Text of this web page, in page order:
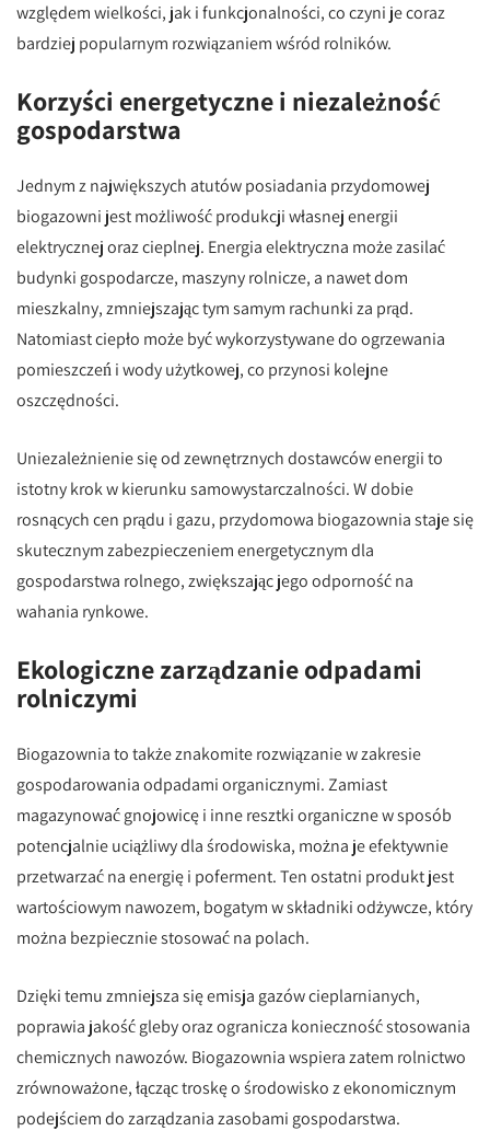
względem wielkości, jak i funkcjonalności, co czyni je coraz
bardziej popularnym rozwiązaniem wśród rolników.
Korzyści energetyczne i niezależność
gospodarstwa
Jednym z największych atutów posiadania przydomowej
biogazowni jest możliwość produkcji własnej energii
elektrycznej oraz cieplnej. Energia elektryczna może zasilać
budynki gospodarcze, maszyny rolnicze, a nawet dom
mieszkalny, zmniejszając tym samym rachunki za prąd.
Natomiast ciepło może być wykorzystywane do ogrzewania
pomieszczeń i wody użytkowej, co przynosi kolejne
oszczędności.
Uniezależnienie się od zewnętrznych dostawców energii to
istotny krok w kierunku samowystarczalności. W dobie
rosnących cen prądu i gazu, przydomowa biogazownia staje się
skutecznym zabezpieczeniem energetycznym dla
gospodarstwa rolnego, zwiększając jego odporność na
wahania rynkowe.
Ekologiczne zarządzanie odpadami
rolniczymi
Biogazownia to także znakomite rozwiązanie w zakresie
gospodarowania odpadami organicznymi. Zamiast
magazynować gnojowicę i inne resztki organiczne w sposób
potencjalnie uciążliwy dla środowiska, można je efektywnie
przetwarzać na energię i poferment. Ten ostatni produkt jest
wartościowym nawozem, bogatym w składniki odżywcze, który
można bezpiecznie stosować na polach.
Dzięki temu zmniejsza się emisja gazów cieplarnianych,
poprawia jakość gleby oraz ogranicza konieczność stosowania
chemicznych nawozów. Biogazownia wspiera zatem rolnictwo
zrównoważone, łącząc troskę o środowisko z ekonomicznym
podejściem do zarządzania zasobami gospodarstwa.